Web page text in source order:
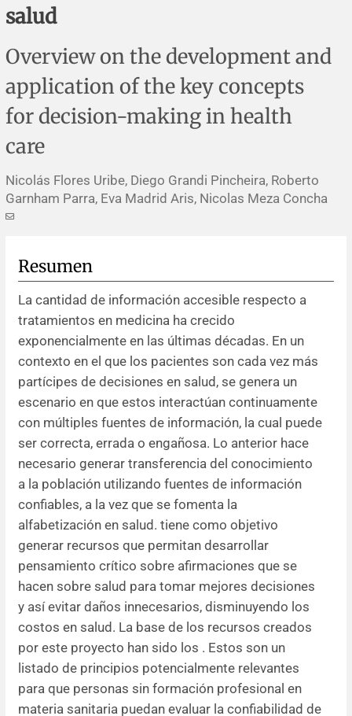
Impressum
Evaluaciones económicas
Notas metodológicas
Notas históricas y reseñas
Ensayos
Notas técnicas
Práctica clínica
Descripción
Política de cobros
Políticas editoriales
Instrucciones para autores
Patrocinadores y financiamiento
Comité editorial
Resúmenes de congresos
Noticias
salud
Overview on the development and
application of the key concepts
for decision-making in health
care
Nicolás Flores Uribe, Diego Grandi Pincheira, Roberto
Garnham Parra, Eva Madrid Aris, Nicolas Meza Concha
Resumen
La cantidad de información accesible respecto a
tratamientos en medicina ha crecido
exponencialmente en las últimas décadas. En un
contexto en el que los pacientes son cada vez más
partícipes de decisiones en salud, se genera un
escenario en que estos interactúan continuamente
con múltiples fuentes de información, la cual puede
ser correcta, errada o engañosa. Lo anterior hace
necesario generar transferencia del conocimiento
a la población utilizando fuentes de información
confiables, a la vez que se fomenta la
alfabetización en salud. tiene como objetivo
generar recursos que permitan desarrollar
pensamiento crítico sobre afirmaciones que se
hacen sobre salud para tomar mejores decisiones
y así evitar daños innecesarios, disminuyendo los
costos en salud. La base de los recursos creados
por este proyecto han sido los . Estos son un
listado de principios potencialmente relevantes
para que personas sin formación profesional en
materia sanitaria puedan evaluar la confiabilidad de